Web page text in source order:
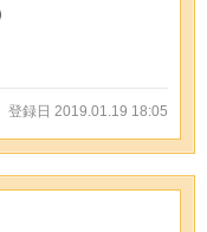
登録日 2019.01.19 18:05